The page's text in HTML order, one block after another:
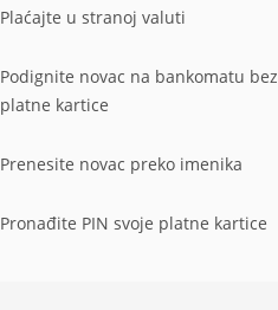
Plaćajte u stranoj valuti
Podignite novac na bankomatu bez
platne kartice
Prenesite novac preko imenika
Pronađite PIN svoje platne kartice